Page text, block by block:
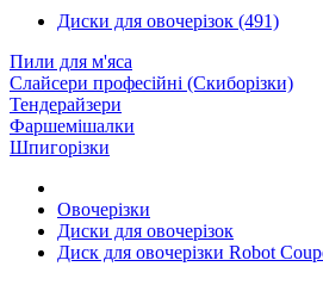
Диски для овочерізок (491)
Пили для м'яса
Слайсери професійні (Скиборізки)
Тендерайзери
Фаршемішалки
Шпигорізки
Овочерізки
Диски для овочерізок
Диск для овочерізки Robot